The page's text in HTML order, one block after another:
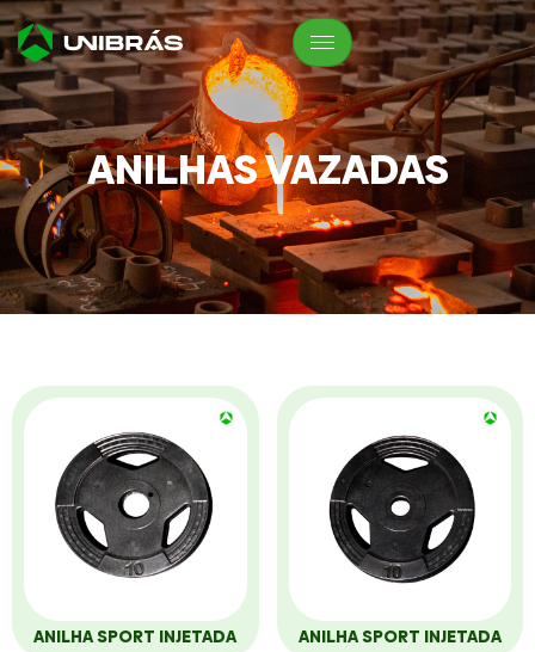
ANILHAS VAZADAS
ANILHA SPORT INJETADA ANILHA SPORT INJETADA